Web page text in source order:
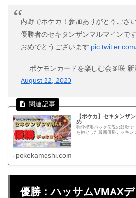
内野でポケカ！参加ありがとうござ
優勝者のセキタンザンマルマインです
おめでとうございます
— ポケモンカードを楽しむ会＠咲 新
August 22, 2020
【ポケカ】セキタンザ
め
強化拡張パック伝説の鼓動で
を軸とした最新優勝デッキレ
pokekameshi.com
優勝：ハッサムVMAX